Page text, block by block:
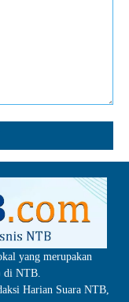
yang merupakan
di NTB.
Harian Suara NTB,